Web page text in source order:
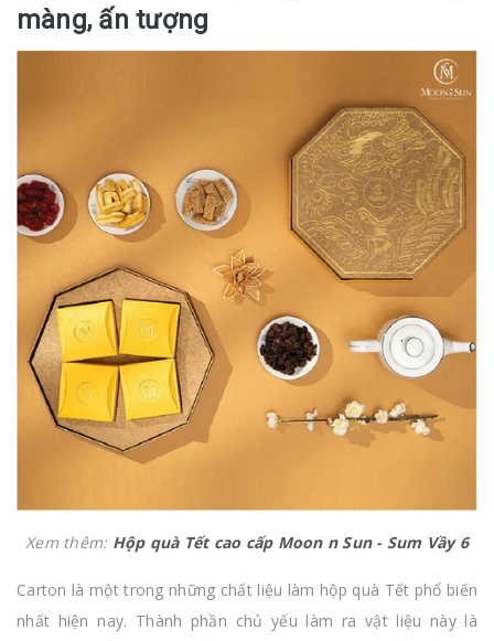
màng, ấn tượng
Xem thêm: Hộp quà Tết cao cấp Moon n Sun - Sum Vầy 6
Carton là một trong những chất liệu làm hộp quà Tết phổ biến
nhất hiện nay. Thành phần chủ yếu làm ra vật liệu này là